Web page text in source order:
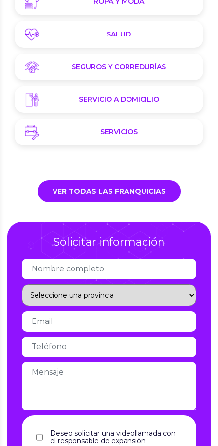
SALUD
SEGUROS Y CORREDURÍAS
SERVICIO A DOMICILIO
SERVICIOS
VER TODAS LAS FRANQUICIAS
Solicitar información
Deseo solicitar una videollamada con
el responsable de expansión